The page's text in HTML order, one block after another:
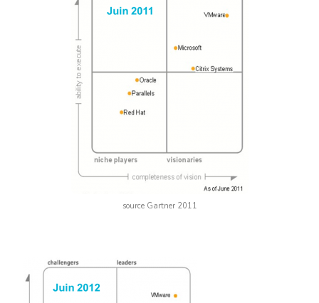
source Gartner 2011